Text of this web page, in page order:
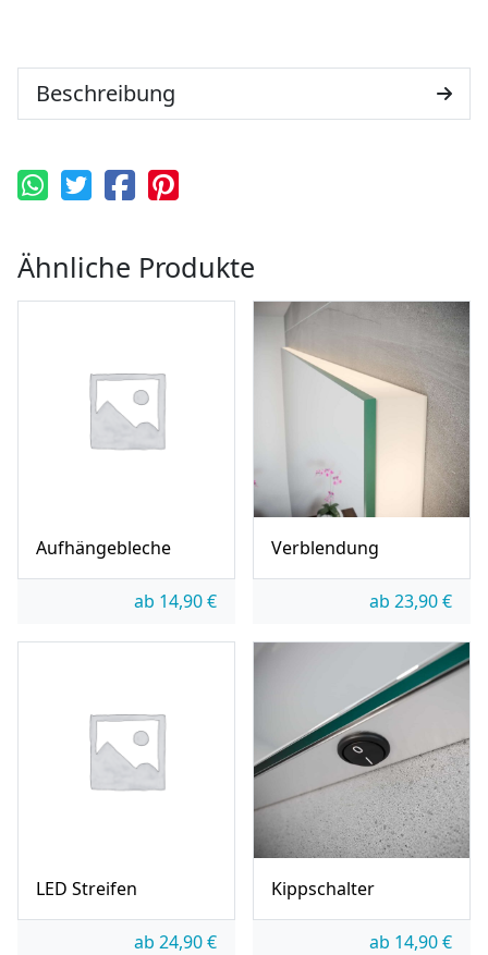
Beschreibung
Ähnliche Produkte
Aufhängebleche
ab 14,90€
Verblendung
ab 23,90€
LED Streifen
ab 24,90€
Kippschalter
ab 14,90€